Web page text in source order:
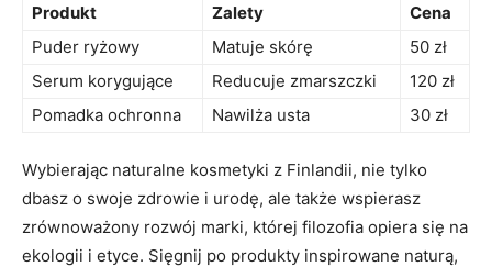
Produkt Zalety
Cena
Puder ryżowy
Matuje skórę
50 zł
Serum korygujące
Reducuje zmarszczki
120 zł
Pomadka ⁣ochronna
Nawilża usta 30 ⁣zł
Wybierając naturalne⁢ kosmetyki z Finlandii, nie tylko
dbasz o⁣ swoje zdrowie i urodę, ale także⁤ wspierasz
zrównoważony rozwój marki, której filozofia opiera się na
ekologii i etyce. ⁣Sięgnij po produkty⁤ inspirowane naturą,​